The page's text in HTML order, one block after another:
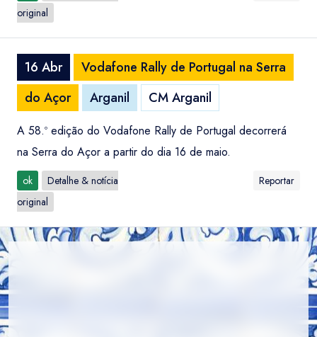
original
16 Abr
Vodafone Rally de Portugal na Serra
do Açor
Arganil CM Arganil
A 58.º edição do Vodafone Rally de Portugal decorrerá
na Serra do Açor a partir do dia 16 de maio.
ok
Detalhe & notícia
original
Reportar